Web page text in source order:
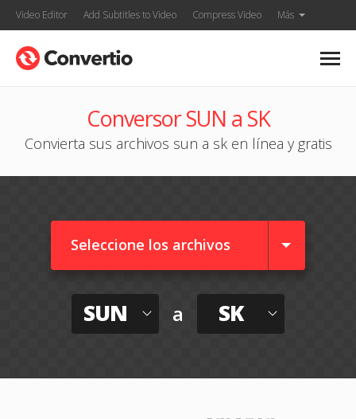
Video Editor Add Subtitles to Video Compress Video Más
Conversor SUN a SK
Convierta sus archivos sun a sk en línea y gratis
Seleccione los archivos
SUN a SK